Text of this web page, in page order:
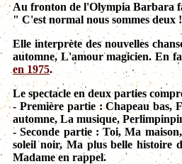
Au fronton de l'Olympia Barbara
" C'est normal nous sommes deux
Elle interprète des nouvelles
automne, L'amour magicien. En
en 1975.
Le spectacle en deux parties
- Première partie : Chapeau bas,
automne, La musique,
- Seconde partie : Toi, Ma
soleil noir, Ma plus belle histoire
Madame en rappel.